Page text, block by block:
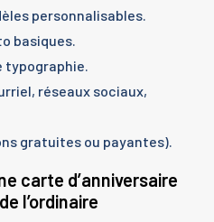
personnalisables.
basiques.
typographie.
réseaux sociaux,
gratuites ou payantes).
carte d’anniversaire
l’ordinaire